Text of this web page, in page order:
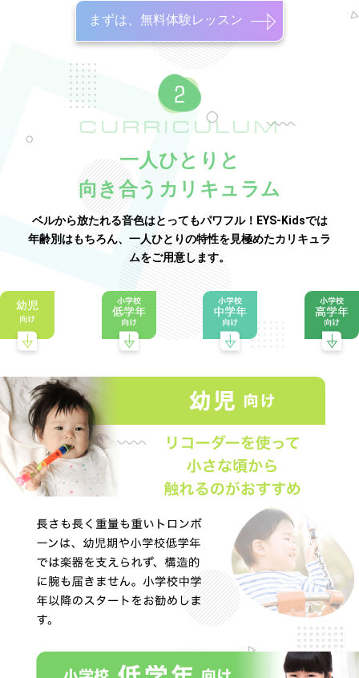
まずは、無料体験レッスン
CURRICULUM
一人ひとりと
向き合うカリキュラム
ベルから放たれる音色はとってもパワフル！EYS-Kidsでは
年齢別はもちろん、一人ひとりの特性を見極めたカリキュラ
ムをご用意します。